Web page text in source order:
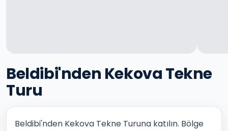
Beldibi'nden Kekova Tekne
Turu
Beldibi'nden Kekova Tekne Turuna katılın. Bölge